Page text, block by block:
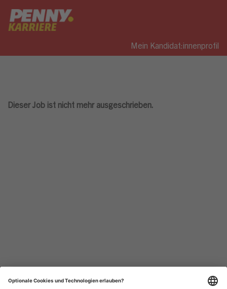
Mein Kandidat:innenprofil
Dieser Job ist nicht mehr ausgeschrieben.